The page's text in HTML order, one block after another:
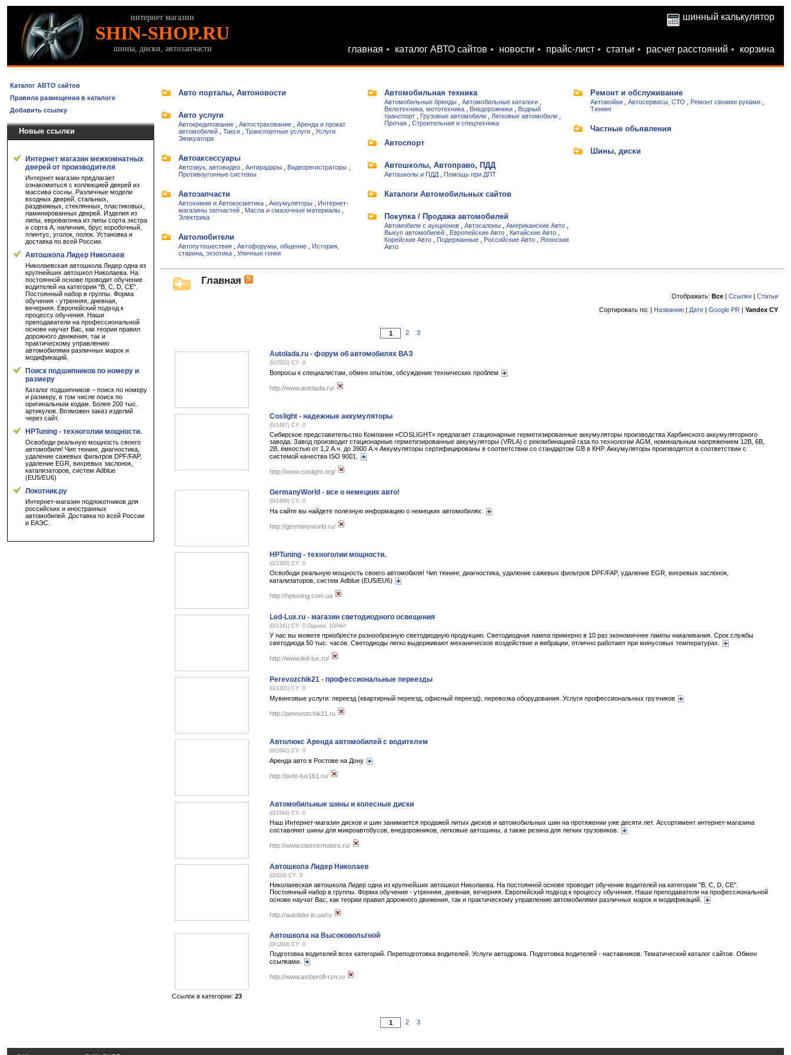
интернет магазин
SHIN-SHOP.RU
шины, диски, автозапчасти
шинный калькулятор
главная • каталог АВТО сайтов • новости • прайс-лист • статьи • расчет расстояний • корзина
Каталог АВТО сайтов
Правила размещения в каталоге
Добавить ссылку
Новые ссылки
Интернет магазин межкомнатных
дверей от производителя
Интернет магазин предлагает
ознакомиться с коллекцией дверей из
массива сосны. Различные модели
входных дверей, стальных,
раздвижных, стеклянных, пластиковых,
ламинированных дверей. Изделия из
липы, евровагонка из липы сорта экстра
и сорта А, наличник, брус коробочный,
плинтус, уголок, полок. Установка и
доставка по всей России.
Автошкола Лидер Николаев
Николаевская автошкола Лидер одна из
крупнейших автошкол Николаева. На
постоянной основе проводит обучение
водителей на категории "B, C, D, CE".
Постоянный набор в группы. Форма
обучения - утренняя, дневная,
вечерняя. Европейский подход к
процессу обучения. Наши
преподаватели на профессиональной
основе научат Вас, как теории правил
дорожного движения, так и
практическому управлению
автомобилями различных марок и
модификаций.
Поиск подшипников по номеру и
размеру
Каталог подшипников – поиск по номеру
и размеру, в том числе поиск по
оригинальным кодам. Более 200 тыс.
артикулов. Возможен заказ изделий
через сайт.
HPTuning - техноголии мощности.
Освободи реальную мощность своего
автомобиля! Чип тюнинг, диагностика,
удаление сажевых фильтров DPF/FAP,
удаление EGR, вихревых заслонок,
катализаторов, систем Adblue
(EU5/EU6)
Локотник.ру
Интернет-магазин подлокотников для
российских и иностранных
автомобилей. Доставка по всей России
и ЕАЭС.
Авто порталы, Автоновости
Авто услуги
Автокредитование Автострахование
Аренда и прокат
автомобилей
Такси Транспортные услуги
Услуги
Эвакуатора
Автоаксессуары
Автозвук, автовидео Антирадары Видеорегистраторы
Противоугонные системы
Автозапчасти
Автохимия и Автокосметика Аккумуляторы
Интернет-
магазины запчастей
Масла и смазочные материалы
Электрика
Автолюбители
Автопутешествия Автофорумы, общение
История,
старина, экзотика
Уличные гонки
Автомобильная техника
Автомобильные бренды, Автомобильные каталоги,
Велотехника, мототехника, Внедорожники,
Водный
транспорт, Грузовые автомобили, Легковые автомобили,
Прочая, Строительная и спецтехника
Автоспорт
Автошколы, Автоправо, ПДД
Автошколы и ПДД, Помощь при ДПТ
Каталоги Автомобильных сайтов
Покупка / Продажа автомобилей
Автомобили с аукционов, Автосалоны, Американские Авто,
Выкуп автомобилей, Европейские Авто, Китайские Авто,
Корейские Авто, Подержанные, Российские Авто,
Японские
Авто
Ремонт и обслуживание
Автомойки, Автосервисы, СТО Ремонт своими руками,
Тюнинг
Частные обьявления
Шины, диски
Главная
Отображать: Все | Ссылки | Статьи
Сортировать по: | Названию | Дате | Google PR | Yandex CY
2 3
Autolada.ru - форум об автомобилях ВАЗ
(0/2502) CY: 0
Вопросы к специалистам, обмен опытом, обсуждение технических проблем
http://www.autolada.ru/
Coslight - надежные аккумуляторы
(0/1487) CY: 0
Сибирское представительство Компании «COSLIGHT» предлагает стационарные герметизированные аккумуляторы производства Харбинского аккумуляторного
завода. Завод производит стационарные герметизированные аккумуляторы (VRLA) с рекомбинацией газа по технологии AGM, номинальным напряжением 12В, 6В,
2В, ёмкостью от 1,2 А.ч. до 3900 А.ч Аккумуляторы сертифицированы в соответствии со стандартом GB в КНР. Аккумуляторы производятся в соответствии с
системой качества ISO 9001.
http://www.coslight.org/
GermanyWorld - все о немецких авто!
(0/1496) CY: 0
На сайте вы найдете полезную информацию о немецких автомобилях.
http://germanyworld.ru/
HPTuning - техноголии мощности.
(0/2380) CY: 0
Освободи реальную мощность своего автомобиля! Чип тюнинг, диагностика, удаление сажевых фильтров DPF/FAP, удаление EGR, вихревых заслонок,
катализаторов, систем Adblue (EU5/EU6)
http://hptuning.com.ua
Led-Lux.ru - магазин светодиодного освещения
(0/1341) CY: 0 Оценка: 10/Нет
У нас вы можете приобрести разнообразную светодиодную продукцию. Светодиодная лампа примерно в 10 раз экономичнее лампы накаливания. Срок службы
светодиода 50 тыс. часов. Светодиоды легко выдерживают механическое воздействие и вибрации, отлично работают при минусовых температурах.
http://www.led-lux.ru/
Perevozchik21 - профессиональные переезды
(0/1301) CY: 0
Мувинговые услуги: переезд (квартирный переезд, офисный переезд), перевозка оборудования. Услуги профессиональных грузчиков
http://perevozchik21.ru
Автолюкс Аренда автомобилей с водителем
(0/1642) CY: 0
Аренда авто в Ростове на Дону
http://avto-lux161.ru/
Автомобильные шины и колесные диски
(0/1584) CY: 0
Наш Интернет-магазин дисков и шин занимается продажей литых дисков и автомобильных шин на протяжении уже десяти лет. Ассортимент интернет-магазина
составляют шины для микроавтобусов, внедорожников, легковые автошины, а также резина для легких грузовиков.
http://www.classicmotors.ru/
Автошкола Лидер Николаев
(0/824) CY: 0
Николаевская автошкола Лидер одна из крупнейших автошкол Николаева. На постоянной основе проводит обучение водителей на категории "B, C, D, CE".
Постоянный набор в группы. Форма обучения - утренняя, дневная, вечерняя. Европейский подход к процессу обучения. Наши преподаватели на профессиональной
основе научат Вас, как теории правил дорожного движения, так и практическому управлению автомобилями различных марок и модификаций.
http://autolider.in.ua/ru
Автошкола на Высоковольтной
(0/1204) CY: 0
Подготовка водителей всех категорий. Переподготовка водителей. Услуги автодрома. Подготовка водителей - наставников. Тематический каталог сайтов. Обмен
ссылками.
http://www.avtoprofi-rzn.ru
Ссылок в категории: 23
2 3